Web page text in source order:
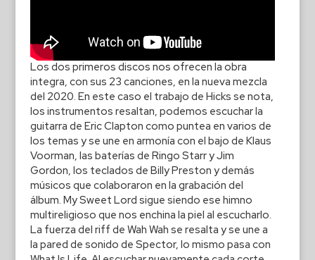
Los dos primeros discos nos ofrecen la obra
integra, con sus 23 canciones, en la nueva mezcla
del 2020. En este caso el trabajo de Hicks se nota,
los instrumentos resaltan, podemos escuchar la
guitarra de Eric Clapton como puntea en varios de
los temas y se une en armonía con el bajo de Klaus
Voorman, las baterías de Ringo Starr y Jim
Gordon, los teclados de Billy Preston y demás
músicos que colaboraron en la grabación del
álbum. My Sweet Lord sigue siendo ese himno
multireligioso que nos enchina la piel al escucharlo.
La fuerza del riff de Wah Wah se resalta y se une a
la pared de sonido de Spector, lo mismo pasa con